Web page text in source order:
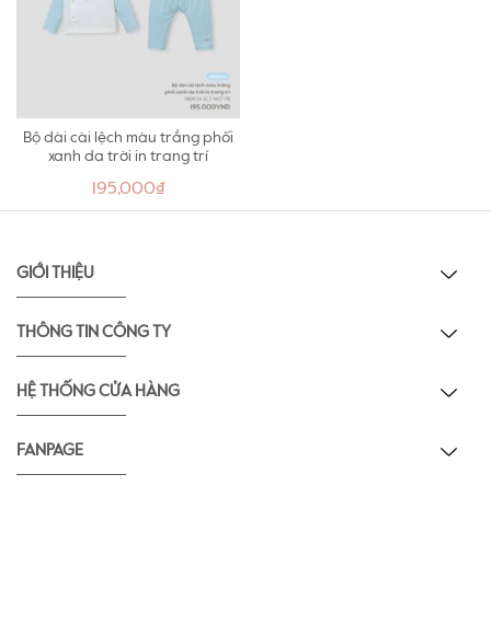
Bộ dài cài lệch màu trắng phối
xanh da trời in trang trí
195,000₫
GIỚI THIỆU
THÔNG TIN CÔNG TY
HỆ THỐNG CỬA HÀNG
FANPAGE